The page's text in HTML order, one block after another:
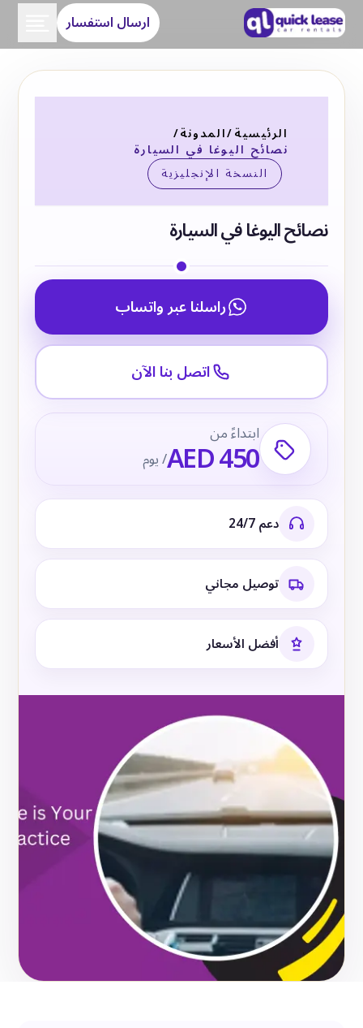
ارسال استفسار
الرئيسية/المدونة/
نصائح اليوغا في السيارة
النسخة الإنجليزية
نصائح اليوغا في السيارة
راسلنا عبر واتساب
اتصل بنا الآن
ابتداءً من
AED 450/ يوم
دعم 24/7
توصيل مجاني
أفضل الأسعار